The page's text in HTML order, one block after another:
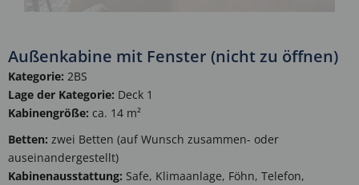
Außenkabine mit Fenster (nicht zu öffnen)
Kategorie: 2BS
Lage der Kategorie: Deck 1
Kabinengröße: ca. 14 m²
Betten: zwei Betten (auf Wunsch zusammen- oder
auseinandergestellt)
Kabinenausstattung: Safe, Klimaanlage, Föhn, Telefon,